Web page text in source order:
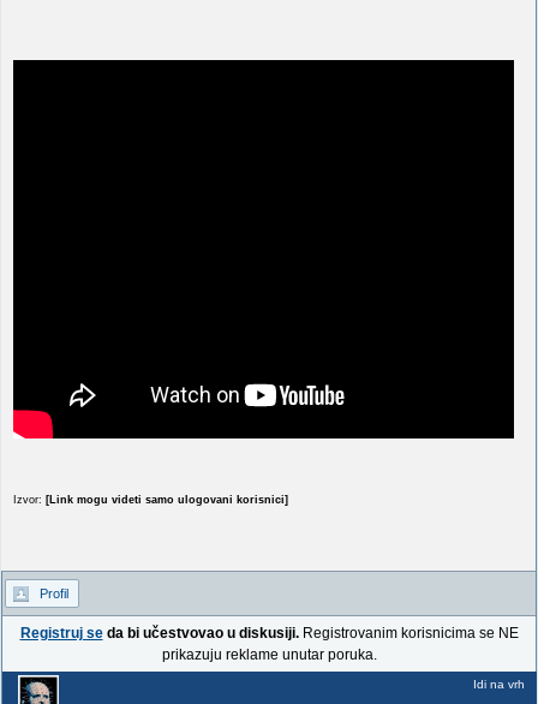
Izvor: [Link mogu videti samo ulogovani korisnici]
Profil
Registruj seda bi učestvovao u diskusiji.Registrovanim korisnicima se NE
prikazuju reklame unutar poruka.
Idi na vrh